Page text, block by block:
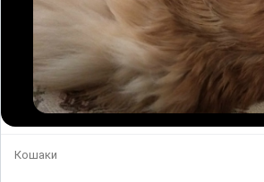
Кошаки